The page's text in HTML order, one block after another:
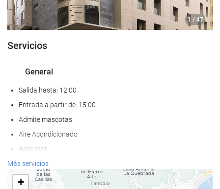
1 / 47
Servicios
General
Salida hasta: 12:00
Entrada a partir de: 15:00
Admite mascotas
Aire Acondicionado
Ascensor
Adaptado para personas con movilidad reducida
Habitaciones No fumadores
Más servicios
+